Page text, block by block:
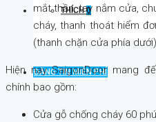
THÍCH0
ĐĂNG TIN MIỄN PHÍ
mắt thần, tay nắm cửa,
cháy, thanh thoát hiểm
(thanh chặn cửa phía dưới)
Hiện nay SaigonDoor mang
chính bao gồm:
Cửa gỗ chống cháy 60